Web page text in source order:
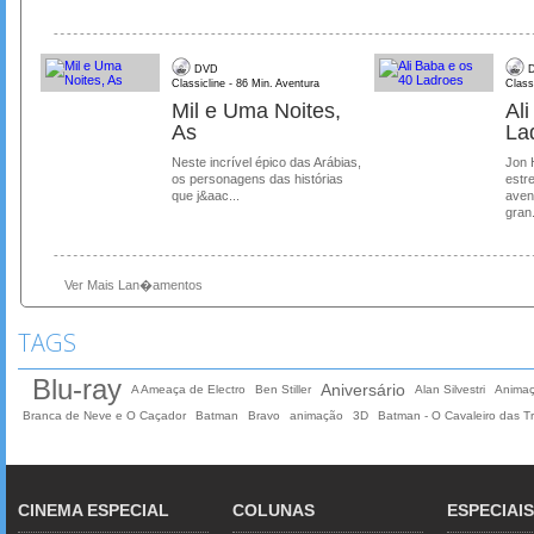
DVD
Classicline - 86 Min. Aventura
Mil e Uma Noites,
As
Neste incrível épico das Arábias,
os personagens das histórias
que j&aac...
Ali
Jon
Ver Mais Lan�amentos
TAGS
Blu-ray
A Ameaça de Electro Ben Stiller Aniversário Alan Silvestri
Branca de Neve e O Caçador
Batman Bravo animação 3D Batman - O Cavaleiro das
CINEMA ESPECIAL COLUNAS ESPECIAIS